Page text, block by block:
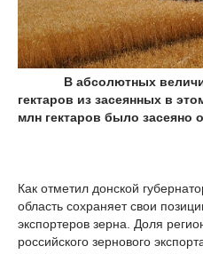
В абсолютных
гектаров из засеянных в
млн гектаров было засеяно
Как отметил донской
область сохраняет свои
экспортеров зерна. Доля
российского зернового